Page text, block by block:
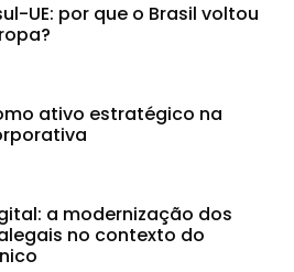
UE: por que o Brasil voltou
ativo estratégico na
a modernização dos
no contexto do